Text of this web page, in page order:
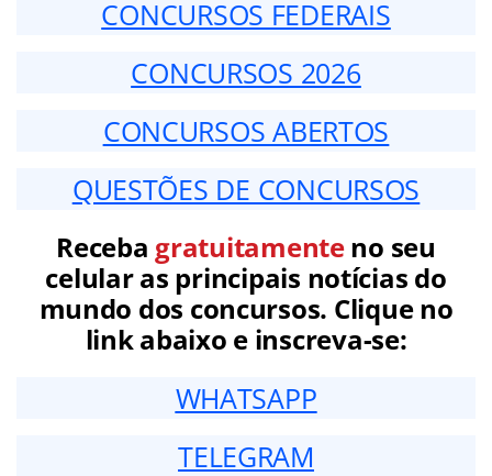
CONCURSOS FEDERAIS
CONCURSOS 2026
CONCURSOS ABERTOS
QUESTÕES DE CONCURSOS
Receba gratuitamenteno seu
celular as principais notícias do
mundo dos concursos. Clique no
link abaixo e inscreva-se:
WHATSAPP
TELEGRAM